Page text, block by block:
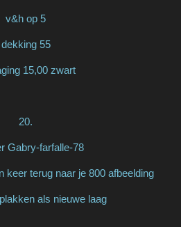
v&h op 5
dekking 55
15,00 zwart
20.
Gabry-farfalle-78
keer terug naar je 800 afbeelding
als nieuwe laag